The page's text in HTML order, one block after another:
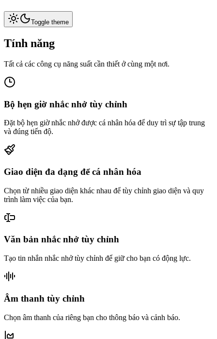
Toggle theme
Tính năng
Tất cả các công cụ năng suất cần thiết ở cùng một nơi.
Bộ hẹn giờ nhắc nhở tùy chỉnh
Đặt bộ hẹn giờ nhắc nhở được cá nhân hóa để duy trì sự tập trung
và đúng tiến độ.
Giao diện đa dạng để cá nhân hóa
Chọn từ nhiều giao diện khác nhau để tùy chỉnh giao diện và quy
trình làm việc của bạn.
Văn bản nhắc nhở tùy chỉnh
Tạo tin nhắn nhắc nhở tùy chỉnh để giữ cho bạn có động lực.
Âm thanh tùy chỉnh
Chọn âm thanh của riêng bạn cho thông báo và cảnh báo.